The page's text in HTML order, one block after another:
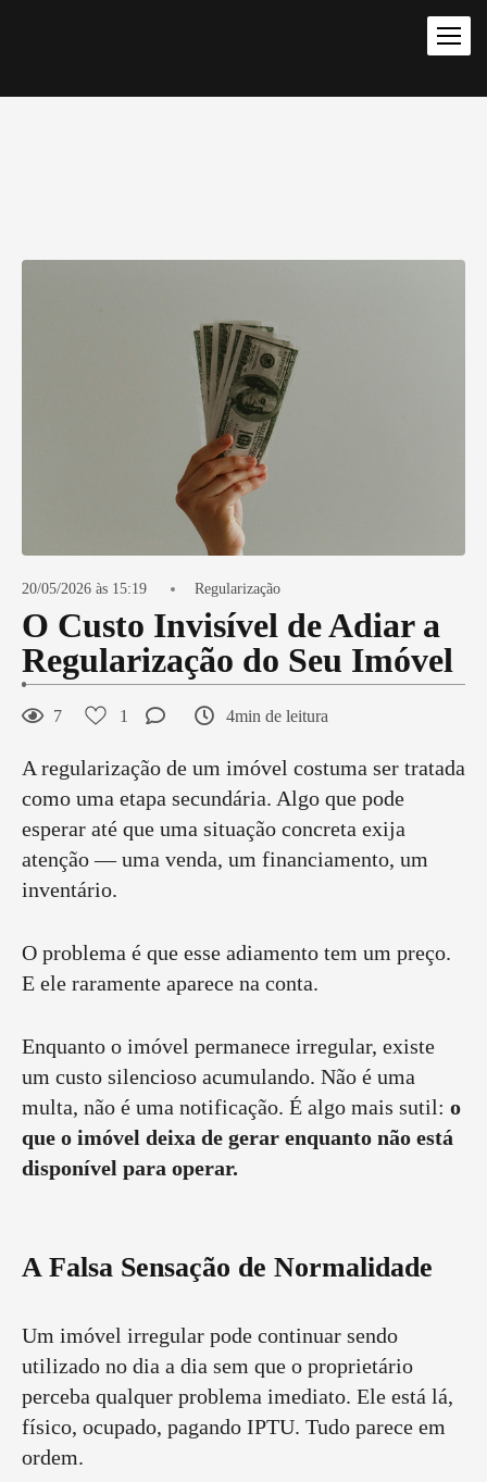
20/05/2026 às 15:19 Regularização
O Custo Invisível de Adiar a
Regularização do Seu Imóvel
7 1 4min de leitura
A regularização de um imóvel costuma ser tratada
como uma etapa secundária. Algo que pode
esperar até que uma situação concreta exija
atenção — uma venda, um financiamento, um
inventário.
O problema é que esse adiamento tem um preço.
E ele raramente aparece na conta.
Enquanto o imóvel permanece irregular, existe
um custo silencioso acumulando. Não é uma
multa, não é uma notificação. É algo mais sutil: o
que o imóvel deixa de gerar enquanto não está
disponível para operar.
A Falsa Sensação de Normalidade
Um imóvel irregular pode continuar sendo
utilizado no dia a dia sem que o proprietário
perceba qualquer problema imediato. Ele está lá,
físico, ocupado, pagando IPTU. Tudo parece em
ordem.